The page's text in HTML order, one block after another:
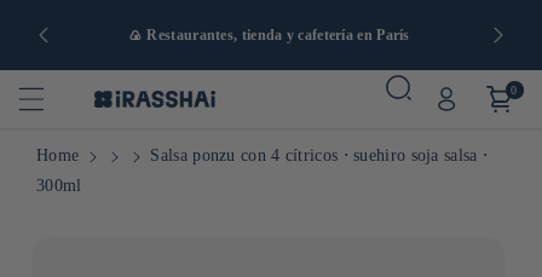
🍙 Restaurantes, tienda y cafetería en París
0
Home
Salsa ponzu con 4 cítricos ⋅ suehiro soja salsa ⋅
300ml